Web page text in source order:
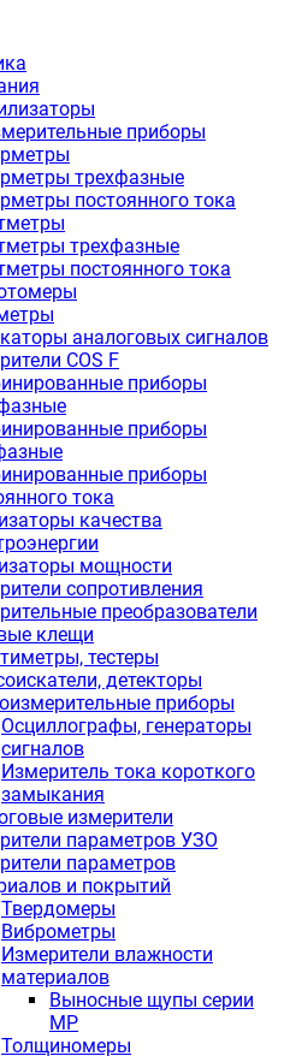
приборы
трехфазные
постоянного тока
трехфазные
постоянного тока
аналоговых сигналов
COS F
приборы
приборы
приборы
тока
качества
мощности
сопротивления
преобразователи
клещи
тестеры
детекторы
приборы
Осциллографы, генераторы
сигналов
Измеритель тока короткого
замыкания
измерители
параметров УЗО
параметров
и покрытий
Твердомеры
Виброметры
Измерители влажности
материалов
Выносные щупы серии
МР
Толщиномеры